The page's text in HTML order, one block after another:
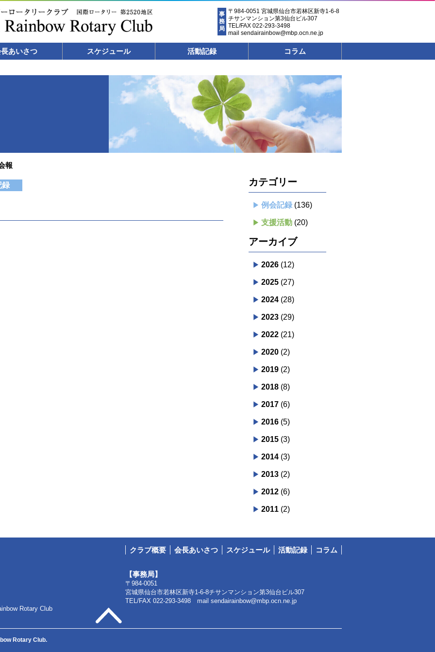
事
務
局
〒984-0051 宮城県仙台市若林区新寺1-6-8
チサンマンション第3仙台ビル307
TEL/FAX 022-293-3498
mail sendairainbow@mbp.ocn.ne.jp
あいさつ スケジュール 活動記録 コラム
報
録 カテゴリー
例会記録 (136)
支援活動 (20)
アーカイブ
2026 (12)
2025 (27)
2024 (28)
2023 (29)
2022 (21)
2020 (2)
2019 (2)
2018 (8)
2017 (6)
2016 (5)
2015 (3)
2014 (3)
2013 (2)
2012 (6)
2011 (2)
Rotary Club
クラブ概要 会長あいさつ スケジュール 活動記録 コラム
【事務局】
〒984-0051
宮城県仙台市若林区新寺1-6-8チサンマンション第3仙台ビル307
TEL/FAX 022-293-3498 mail sendairainbow@mbp.ocn.ne.jp
Rotary Club.